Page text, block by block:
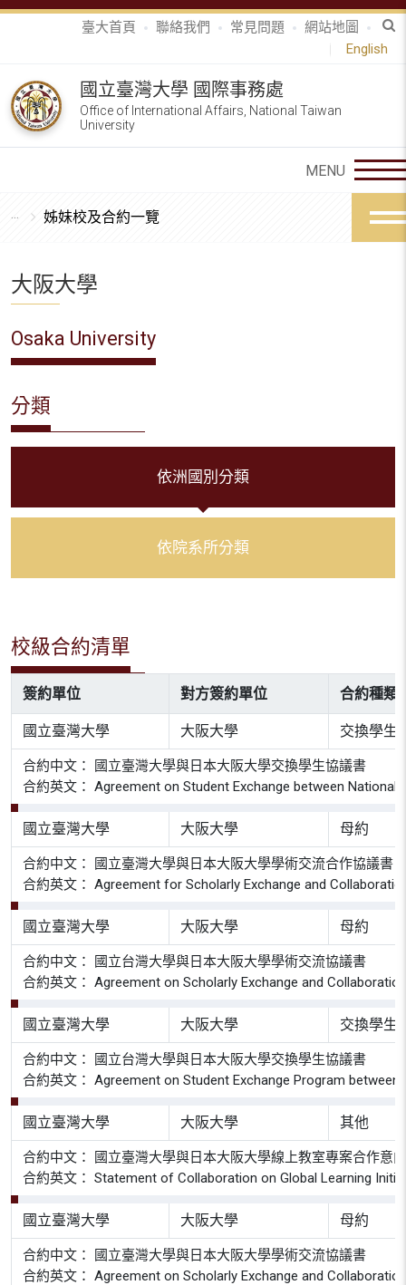
臺大首頁 聯絡我們 常見問題
網站地圖
English
國立臺灣大學 國際事務處
Office of International Affairs, National Taiwan
University
姊妹校及合約一覽
大阪大學
Osaka University
分類
依洲國別分類
依院系所分類
校級合約清單
簽約單位 對方簽約單位 合約種類
國立臺灣大學 大阪大學 交換學生
合約中文： 國立臺灣大學與日本大阪大學交換學生協議書
合約英文： Agreement on Student Exchange between National
國立臺灣大學 大阪大學 母約
合約中文： 國立臺灣大學與日本大阪大學學術交流合作協議書
合約英文： Agreement for Scholarly Exchange and
國立臺灣大學 大阪大學 母約
合約中文： 國立台灣大學與日本大阪大學學術交流協議書
合約英文： Agreement on Scholarly Exchange and
國立臺灣大學 大阪大學 交換學生
合約中文： 國立台灣大學與日本大阪大學交換學生協議書
合約英文： Agreement on Student Exchange Program between
國立臺灣大學 大阪大學 其他
合約中文： 國立臺灣大學與日本大阪大學線上教室專案合作意
合約英文： Statement of Collaboration on Global Learning
國立臺灣大學 大阪大學 母約
合約中文： 國立臺灣大學與日本大阪大學學術交流協議書
合約英文： Agreement on Scholarly Exchange and